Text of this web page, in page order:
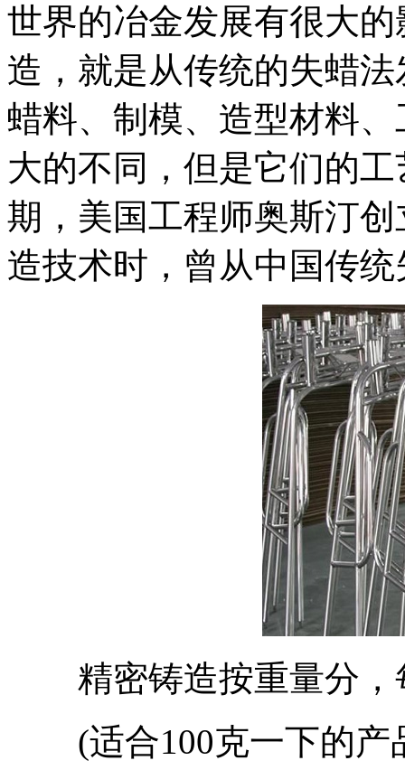
世界的冶金发展有很大
造，就是从传统的失蜡
蜡料、制模、造型材料
大的不同，但是它们的
期，美国工程师奥斯汀
造技术时，曾从中国传
精密铸造按重量分，
(适合100克一下的产